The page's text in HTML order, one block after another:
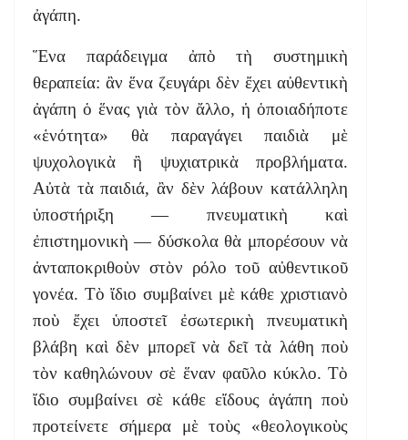
ἀγάπη.
Ἕνα παράδειγμα ἀπὸ τὴ συστημικὴ
θεραπεία: ἂν ἕνα ζευγάρι δὲν ἔχει αὐθεντικὴ
ἀγάπη ὁ ἕνας γιὰ τὸν ἄλλο, ἡ ὁποιαδήποτε
«ἑνότητα» θὰ παραγάγει παιδιὰ μὲ
ψυχολογικὰ ἢ ψυχιατρικὰ προβλήματα.
Αὐτὰ τὰ παιδιά, ἂν δὲν λάβουν κατάλληλη
ὑποστήριξη — πνευματικὴ καὶ
ἐπιστημονικὴ — δύσκολα θὰ μπορέσουν νὰ
ἀνταποκριθοὺν στὸν ρόλο τοῦ αὐθεντικοῦ
γονέα. Τὸ ἴδιο συμβαίνει μὲ κάθε χριστιανὸ
ποὺ ἔχει ὑποστεῖ ἐσωτερικὴ πνευματικὴ
βλάβη καὶ δὲν μπορεῖ νὰ δεῖ τὰ λάθη ποὺ
τὸν καθηλώνουν σὲ ἕναν φαῦλο κύκλο. Τὸ
ἴδιο συμβαίνει σὲ κάθε εἴδους ἀγάπη ποὺ
προτείνετε σήμερα μὲ τοὺς «θεολογικοὺς